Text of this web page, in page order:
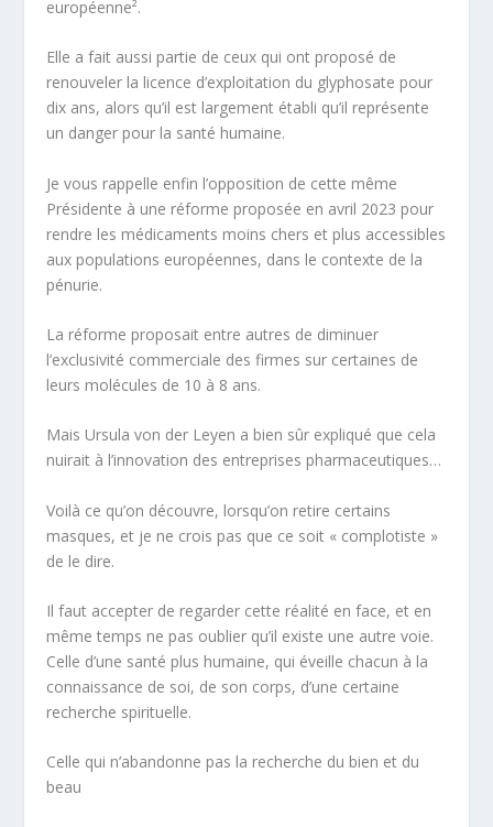
européenne².
Elle a fait aussi partie de ceux qui ont proposé de
renouveler la licence d’exploitation du glyphosate pour
dix ans, alors qu’il est largement établi qu’il représente
un danger pour la santé humaine.
Je vous rappelle enfin l’opposition de cette même
Présidente à une réforme proposée en avril 2023 pour
rendre les médicaments moins chers et plus accessibles
aux populations européennes, dans le contexte de la
pénurie.
La réforme proposait entre autres de diminuer
l’exclusivité commerciale des firmes sur certaines de
leurs molécules de 10 à 8 ans.
Mais Ursula von der Leyen a bien sûr expliqué que cela
nuirait à l’innovation des entreprises pharmaceutiques…
Voilà ce qu’on découvre, lorsqu’on retire certains
masques, et je ne crois pas que ce soit « complotiste »
de le dire.
Il faut accepter de regarder cette réalité en face, et en
même temps ne pas oublier qu’il existe une autre voie.
Celle d’une santé plus humaine, qui éveille chacun à la
connaissance de soi, de son corps, d’une certaine
recherche spirituelle.
Celle qui n’abandonne pas la recherche du bien et du
beau